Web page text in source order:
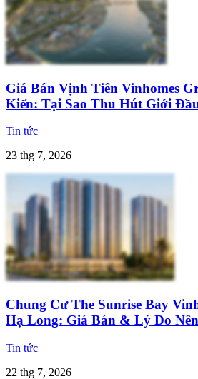
Giá Bán Vịnh Tiên Vinhomes
Kiến: Tại Sao Thu Hút Giới
Tin tức
23 thg 7, 2026
Chung Cư The Sunrise Bay
Hạ Long: Giá Bán & Lý Do
Tin tức
22 thg 7, 2026